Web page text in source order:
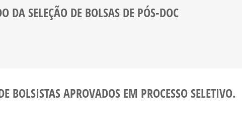
DA SELEÇÃO DE BOLSAS DE PÓS-DOC
BOLSISTAS APROVADOS EM PROCESSO SELETIVO.